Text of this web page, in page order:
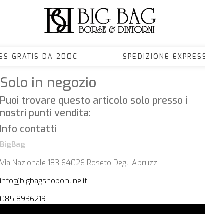
GRATIS DA 200€ SPEDIZIONE
Solo in negozio
Puoi trovare questo articolo solo presso i
nostri punti vendita:
Info contatti
BigBag
Via Nazionale 183 64026 Roseto Degli Abruzzi
info@bigbagshoponline.it
085 8936219